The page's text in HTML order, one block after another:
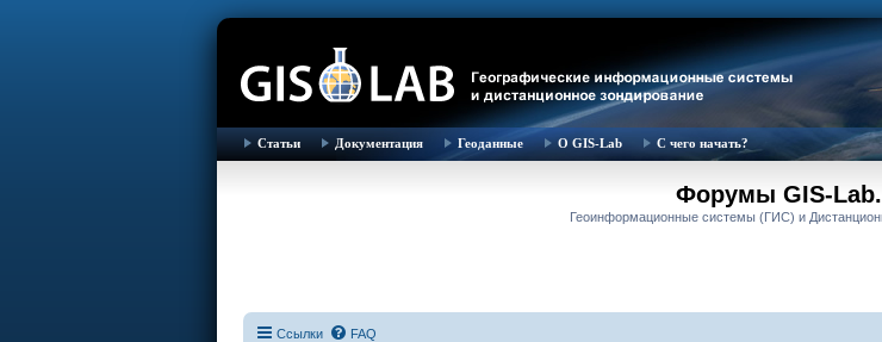
Статьи Документация Геоданные О GIS-Lab С чего начать?
Форумы GIS-
Геоинформационные системы (ГИС) и
Ссылки FAQ